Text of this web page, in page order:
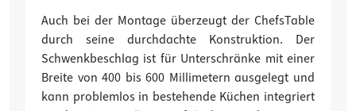
Auch bei der Montage überzeugt der ChefsTable
durch seine durchdachte Konstruktion. Der
Schwenkbeschlag ist für Unterschränke mit einer
Breite von 400 bis 600 Millimetern ausgelegt und
kann problemlos in bestehende Küchen integriert